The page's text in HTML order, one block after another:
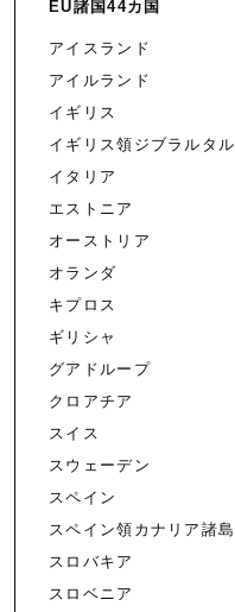
EU諸国44カ国
アイスランド
アイルランド
イギリス
イギリス領ジブラルタル
イタリア
エストニア
オーストリア
オランダ
キプロス
ギリシャ
グアドループ
クロアチア
スイス
スウェーデン
スペイン
スペイン領カナリア諸島
スロバキア
スロベニア